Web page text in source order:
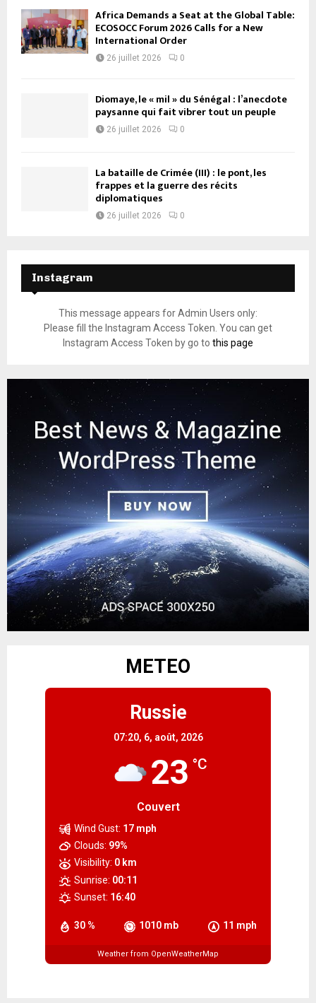
Africa Demands a Seat at the Global Table:
ECOSOCC Forum 2026 Calls for a New
International Order
26 juillet 2026 0
Diomaye, le « mil » du Sénégal : l’anecdote
paysanne qui fait vibrer tout un peuple
26 juillet 2026 0
La bataille de Crimée (III) : le pont, les
frappes et la guerre des récits
diplomatiques
26 juillet 2026 0
Instagram
This message appears for Admin Users only:
Please fill the Instagram Access Token. You can get
Instagram Access Token by go to this page
METEO
Russie
07:20, 6, août, 2026
23 °C
Couvert
30 % 1010 mb 11 mph
Wind Gust: 17 mph
Clouds: 99%
Visibility: 0 km
Sunrise: 00:11
Sunset: 16:40
Weather from OpenWeatherMap